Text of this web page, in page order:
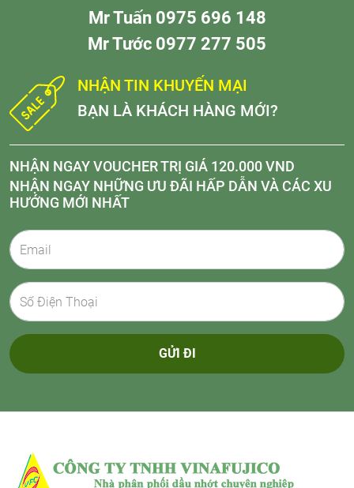
Mr Tuấn 0975 696 148
Mr Tước 0977 277 505
NHẬN TIN KHUYẾN MẠI
BẠN LÀ KHÁCH HÀNG MỚI?
NHẬN NGAY VOUCHER TRỊ GIÁ 120.000 VND
NHẬN NGAY NHỮNG ƯU ĐÃI HẤP DẪN VÀ CÁC XU
HƯỚNG MỚI NHẤT
GỬI ĐI